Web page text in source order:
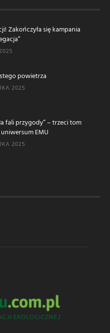
Zakończyła się kampania
powietrza
2025
fali przygody” – trzeci tom
EMU
2025